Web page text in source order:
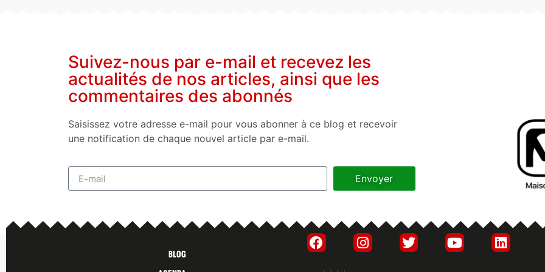
Suivez-nous par e-mail et recevez les
actualités de nos articles, ainsi que les
commentaires des abonnés
Saisissez votre adresse e-mail pour vous abonner à ce blog et recevoir
une notification de chaque nouvel article par e-mail.
Envoyer
Blog